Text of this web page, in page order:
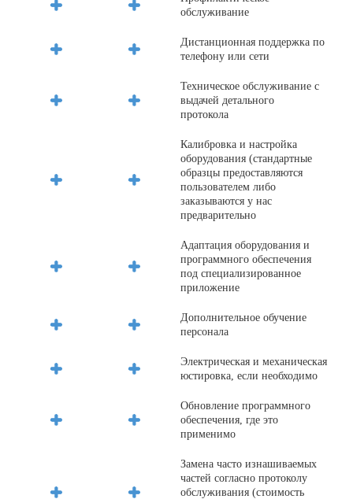
обслуживание
Дистанционная поддержка по
телефону или сети
Техническое обслуживание с
выдачей детального
протокола
Калибровка и настройка
оборудования (стандартные
образцы предоставляются
пользователем либо
заказываются у нас
предварительно
Адаптация оборудования и
программного обеспечения
под специализированное
приложение
Дополнительное обучение
персонала
Электрическая и механическая
юстировка, если необходимо
Обновление программного
обеспечения, где это
применимо
Замена часто изнашиваемых
частей согласно протоколу
обслуживания (стоимость